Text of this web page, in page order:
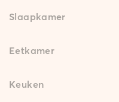
Slaapkamer
Eetkamer
Keuken